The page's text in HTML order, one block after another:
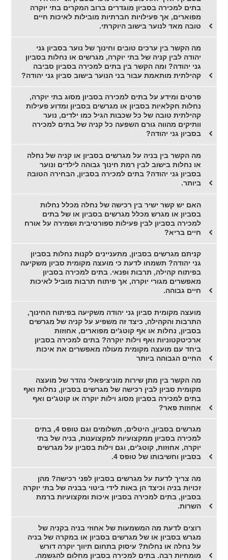
בתים למכירה בסביון מוגדרים ברוב המקרים בתי יוקרה
מפוארים, אך פעילויות חברתיות מובילות לאיכות חיים
טובה מאד לנוער בישוב היוקרתי.
מה הקשר בין ערכים טובים וחינוך של נוער בסביון גני
יהודה לבין קניה של בתי יוקרה, מגרשים או נחלות בסביון
גני יהודה? ומה הקשר בין בתים למכירה בסביון סביבה
קהילתית מותאמת עבור בני הנוער בישוב סביון גני יהודה?
פרטים ומידע על בתים למכירה בסביון מסוג בתי יוקרה,
נחלות חקלאיות בסביון או מגרשים בסביון ומדוע פעילות
קהילתית טובה של כל שכבות הגיל כמו ילדים, נוער
וותיקים מהווה גורם השפעה כל קניה של בתים למכירה
בסביון גני יהודה?
מה הקשר בין בניה על מגרשים בסביון או קניה של נחלה
או נחלות בישוב לבין רמת חינוך גבוהה לילדים ונוער
בסביון גני יהודה? בתים למכירה בסביון, הבחירה הטובה
ביותר.
האם יש קשר ישיר בין רכישה של נחלה מכלל נחלות
בסביון או מגרש מכלל מגרשים בסביון או של בתים
למכירה בסביון לבין פעילות ספורטיבית ושמירה על אורח
חיים בריא?
קניתם מגרשים בסביון, מתעניינים לקנות נחלות בסביון
גני יהודה? תשמחו לדעת כי מועצה מקומית סביון משקיעה
בפיתוח קהילה, תרבות ופנאי. בתים למכירה בסביון
מאפשרים מגורי יוקרה, אך פיתוח תרבות מוביל לאיכות
חיים גבוהה.
מועצה מקומית סביון גני יהודה משקיעה בפיתוח החינוך,
התרבות והקהילה, כיצד זה משפיע על קניה של מגרשים
בסביון, נחלות או אף קוטג'ים מפוארים, אחוזות
ארכיטקטוניות ואף וילות יוקרה? בתים למכירה בסביון
ביחד עם מועצה מקומית מעולה מאפשרים את איכות
החיים הגבוהה ביותר
מה הקשר בין מתן שירות מוניציפאלי נהדר של מועצה
מקומית סביון לבין רכישה של מגרשים בסביון, נחלות ואף
בתים למכירה בסביון מסוג וילות יוקרה או קוטג'ים ואף
אחוזות פאר?
מגרשים בסביון, היטלים, תשלומים וגם טופס 4, בתים
למכירה בסביון ממקצועיות למקצוענות, בניה של בתי
יוקרה, אחוזות, קוטג'ים, וגם וילות בסביון על מגרשים
בסביון וחשיבותו של טופס 4.
מה צריך לדעת על מגרשים בסביון לפני רכישה? מהן
זכויות בניה וכיצד הן באות לידי ביטוי בבניה של בתי יוקרה
בסביון, בתים למכירה בסביון איכות ומקצועיות ברמת
השרות.
רוצים לדעת מה המשמעות של אחוזי בניה בקניה של
מגרש בסביון או של מגרשים בסביון או במקרה של בניה
על נחלה או נחלות? עיסוק בתחום תיווך יוקרה דורש
מומחיות רבה. בתים למכירה בסביון מחלום להגשמה.